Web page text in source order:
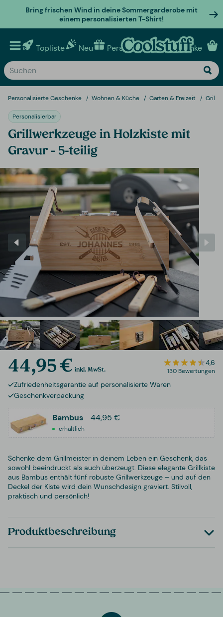
Bring frischen Wind in deine Sommergarderobe mit
einem personalisierten T-Shirt!
Topliste Neu Personalisierte geschenke
Personalisierte Geschenke Wohnen & Küche Garten & Freizeit
Personalisierbar
Grillwerkzeuge in Holzkiste mit
Gravur – 5-teilig
44,95 € inkl. MwSt.
4,6
130 Bewertungen
Zufriedenheitsgarantie auf personalisierte Waren
Geschenkverpackung
Bambus 44,95 €
erhältlich
Schenke dem Grillmeister in deinem Leben ein Geschenk, das
sowohl beeindruckt als auch überzeugt. Diese elegante Grillkiste
aus Bambus enthält fünf robuste Grillwerkzeuge – und auf den
Deckel der Kiste wird dein Wunschdesign graviert. Stilvoll,
praktisch und persönlich!
Produktbeschreibung